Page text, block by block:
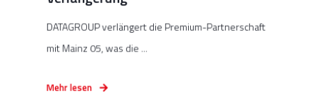
DATAGROUP verlängert die Premium-Partnerschaft
mit Mainz 05, was die ...
Mehr lesen